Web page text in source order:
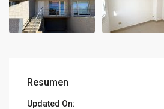
Resumen
Updated On: